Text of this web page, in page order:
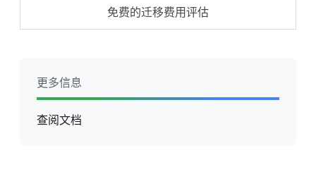
免费的迁移费用评估
更多信息
查阅文档